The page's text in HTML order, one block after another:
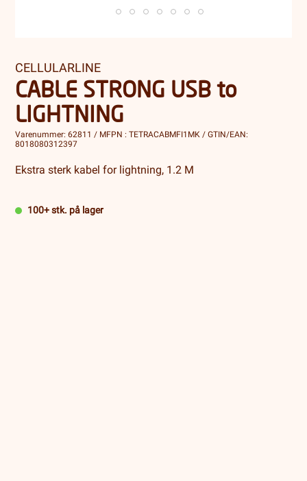
CELLULARLINE
CABLE STRONG USB to
LIGHTNING
Varenummer: 62811 / MFPN : TETRACABMFI1MK / GTIN/EAN:
8018080312397
Ekstra sterk kabel for lightning, 1.2 M
100+ stk. på lager